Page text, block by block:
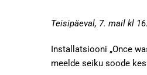
Teisipäeval, 7. mail kl
Installatsiooni „Once
meelde seiku soode